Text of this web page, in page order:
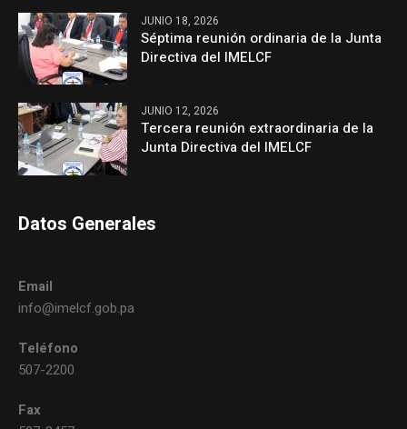
JUNIO 18, 2026
Séptima reunión ordinaria de la Junta
Directiva del IMELCF
JUNIO 12, 2026
Tercera reunión extraordinaria de la
Junta Directiva del IMELCF
Datos Generales
Email
info@imelcf.gob.pa
Teléfono
507-2200
Fax